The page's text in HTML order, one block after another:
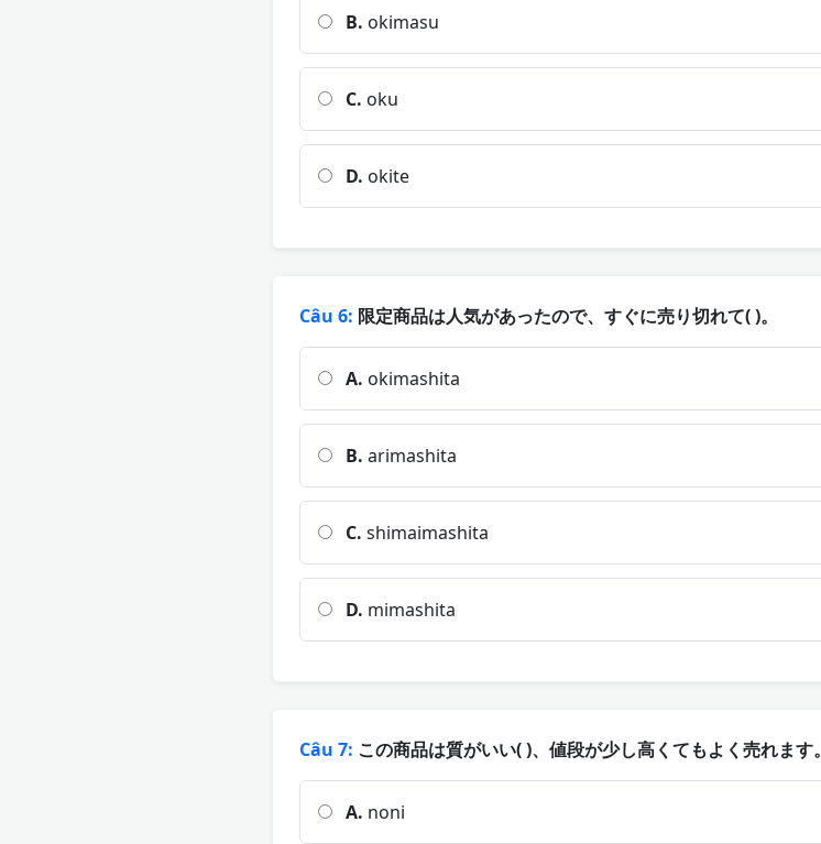
B. okimasu
C. oku
D. okite
Câu 6: 限定商品は人気があったので、すぐに売り切れて( )。
A. okimashita
B. arimashita
C. shimaimashita
D. mimashita
Câu 7: この商品は質がいい( )、値段が少し高くてもよく売れます。
A. noni